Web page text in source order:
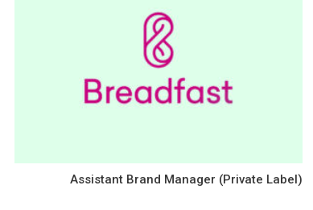
Assistant Brand Manager (Private Label)